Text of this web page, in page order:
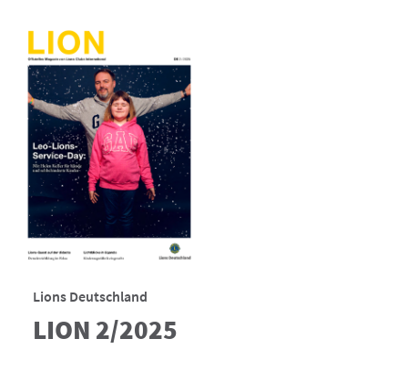
Lions Deutschland
LION 2/2025